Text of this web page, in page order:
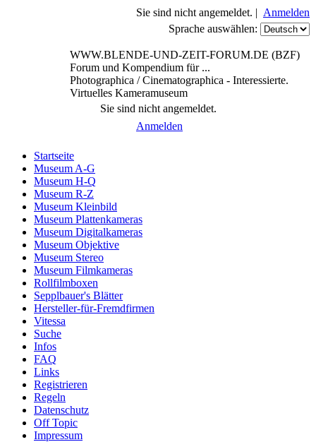
Sie sind nicht angemeldet. | Anmelden
Sprache auswählen:
WWW.BLENDE-UND-ZEIT-FORUM.DE (BZF)
Forum und Kompendium für ...
Photographica / Cinematographica - Interessierte.
Virtuelles Kameramuseum
Sie sind nicht angemeldet.
Anmelden
Startseite
Museum A-G
Museum H-Q
Museum R-Z
Museum Kleinbild
Museum Plattenkameras
Museum Digitalkameras
Museum Objektive
Museum Stereo
Museum Filmkameras
Rollfilmboxen
Sepplbauer's Blätter
Hersteller-für-Fremdfirmen
Vitessa
Suche
Infos
FAQ
Links
Registrieren
Regeln
Datenschutz
Off Topic
Impressum